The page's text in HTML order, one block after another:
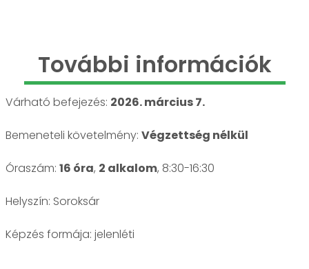
További információk
Várható befejezés: 2026. március 7.
Bemeneteli követelmény: Végzettség nélkül
Óraszám: 16 óra, 2 alkalom, 8:30-16:30
Helyszín: Soroksár
jelenléti